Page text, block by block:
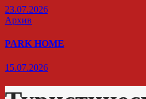
23.07.2026
Архив
PARK HOME
15.07.2026